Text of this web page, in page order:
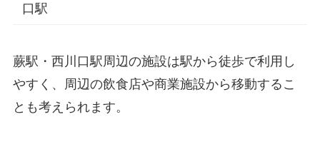
口駅
蕨駅・西川口駅周辺の施設は駅から徒歩で利用し
やすく、周辺の飲食店や商業施設から移動するこ
とも考えられます。